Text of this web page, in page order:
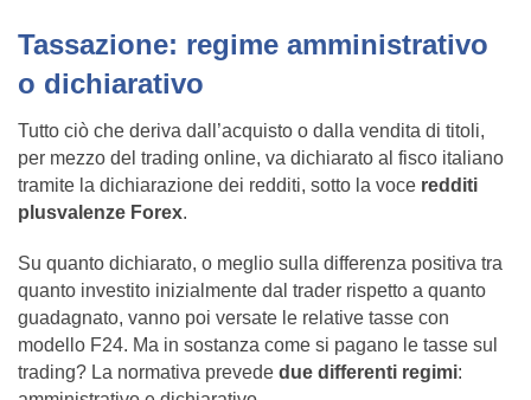
Tassazione: regime amministrativo
o dichiarativo
Tutto ciò che deriva dall’acquisto o dalla vendita di titoli,
per mezzo del trading online, va dichiarato al fisco italiano
tramite la dichiarazione dei redditi, sotto la voce redditi
plusvalenze Forex.
Su quanto dichiarato, o meglio sulla differenza positiva tra
quanto investito inizialmente dal trader rispetto a quanto
guadagnato, vanno poi versate le relative tasse con
modello F24. Ma in sostanza come si pagano le tasse sul
trading? La normativa prevede due differenti regimi: